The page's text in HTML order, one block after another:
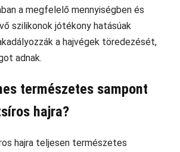
a megfelelő mennyiségben és
szilikonok jótékony hatásúak
a hajvégek töredezését,
adnak.
természetes sampont
hajra?
hajra teljesen természetes